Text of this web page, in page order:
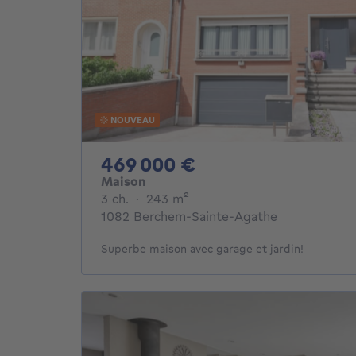
NOUVEAU
469 000 €
Maison
3 ch. 3 chambres
· 243 m²
1082 Berchem-Sainte-Agathe
Superbe maison avec garage et jardin!